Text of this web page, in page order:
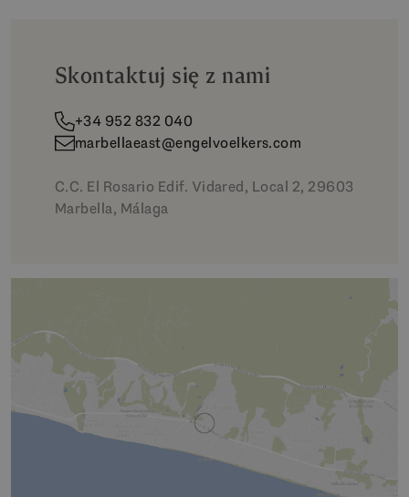
Skontaktuj się z nami
+34 952 832 040
marbellaeast@engelvoelkers.com
C.C. El Rosario Edif. Vidared, Local 2, 29603
Marbella, Málaga